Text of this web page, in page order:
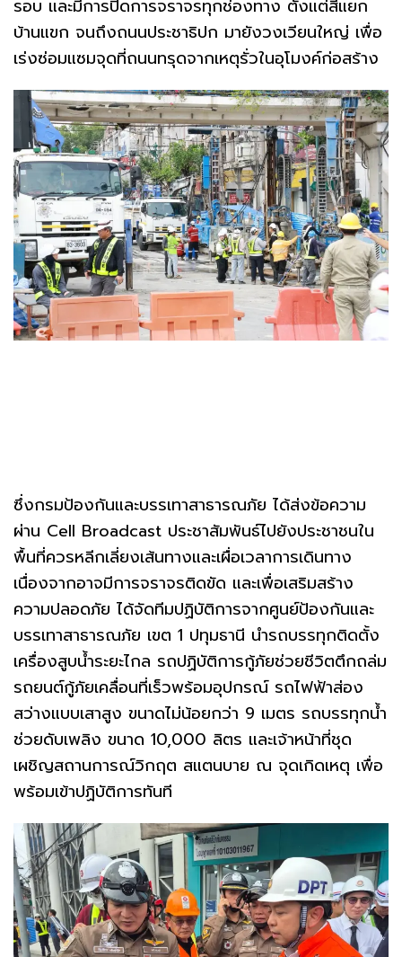
รอบ และมีการปิดการจราจรทุกช่องทาง ตั้งแต่สี่แยก
บ้านแขก จนถึงถนนประชาธิปก มายังวงเวียนใหญ่ เพื่อ
เร่งซ่อมแซมจุดที่ถนนทรุดจากเหตุรั่วในอุโมงค์ก่อสร้าง
ซึ่งกรมป้องกันและบรรเทาสาธารณภัย ได้ส่งข้อความ
ผ่าน Cell Broadcast ประชาสัมพันธ์ไปยังประชาชนใน
พื้นที่ควรหลีกเลี่ยงเส้นทางและเผื่อเวลาการเดินทาง
เนื่องจากอาจมีการจราจรติดขัด และเพื่อเสริมสร้าง
ความปลอดภัย ได้จัดทีมปฏิบัติการจากศูนย์ป้องกันและ
บรรเทาสาธารณภัย เขต 1 ปทุมธานี นำรถบรรทุกติดตั้ง
เครื่องสูบน้ำระยะไกล รถปฏิบัติการกู้ภัยช่วยชีวิตตึกถล่ม
รถยนต์กู้ภัยเคลื่อนที่เร็วพร้อมอุปกรณ์ รถไฟฟ้าส่อง
สว่างแบบเสาสูง ขนาดไม่น้อยกว่า 9 เมตร รถบรรทุกน้ำ
ช่วยดับเพลิง ขนาด 10,000 ลิตร และเจ้าหน้าที่ชุด
เผชิญสถานการณ์วิกฤต สแตนบาย ณ จุดเกิดเหตุ เพื่อ
พร้อมเข้าปฏิบัติการทันที